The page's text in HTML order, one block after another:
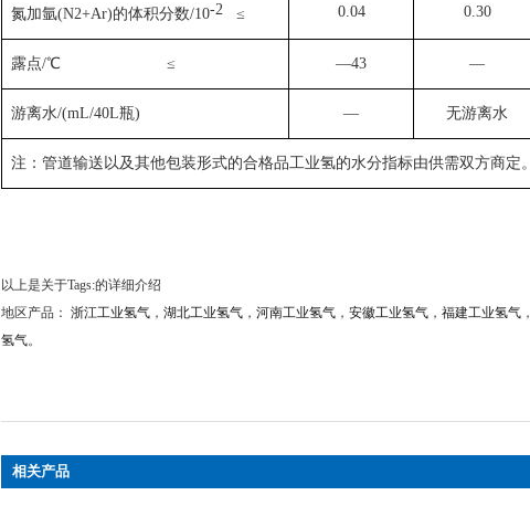
氮加氩(N2+Ar)的体积分数/10-2 ≤ 0.04 0.30
露点/℃ ≤ —43 —
游离水/(mL/40L瓶) — 无游离水
注：管道输送以及其他包装形式的合格品工业氢的水分指标由供需双方商定。
以上是关于Tags:的详细介绍
地区产品： 浙江工业氢气 ， 湖北工业氢气 ， 河南工业氢气 ， 安徽工业氢气 ， 福建工业氢气 ，
氢气。
相关产品